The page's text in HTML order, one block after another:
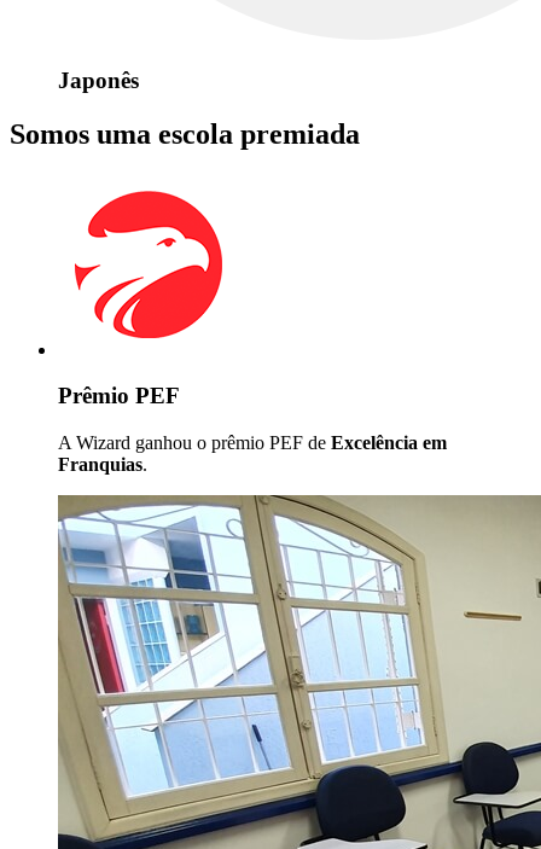
Japonês
Somos uma escola premiada
Prêmio PEF
A Wizard ganhou o prêmio PEF de Excelência em
Franquias.